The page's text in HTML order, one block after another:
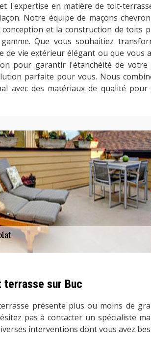
l'expertise en matière de toit-
Notre équipe de maçons
conception et la construction de toits
Que vous souhaitiez
de vie extérieur élégant ou que vous
pour garantir l'étanchéité de
parfaite pour vous. Nous
avec des matériaux de qualité pour
sur Buc
présente plus ou moins de
pas à contacter un spécialiste
interventions dont vous avez